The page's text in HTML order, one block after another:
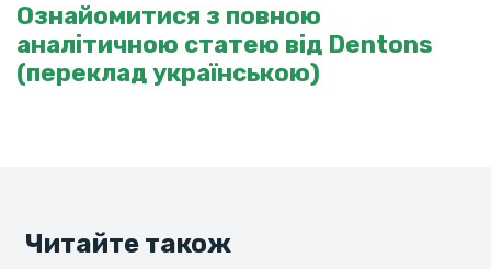
Ознайомитися з повною
аналітичною статею від Dentons
(переклад українською)
Читайте також